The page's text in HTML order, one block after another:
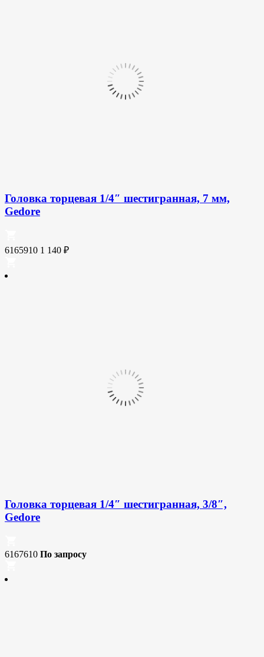
Головка торцевая 1/4″ шестигранная, 7 мм,
Gedore
6165910 1 140 ₽
Головка торцевая 1/4″ шестигранная, 3/8″,
Gedore
6167610 По запросу